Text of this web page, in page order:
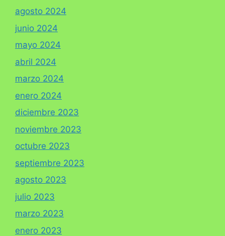
agosto 2024
junio 2024
mayo 2024
abril 2024
marzo 2024
enero 2024
diciembre 2023
noviembre 2023
octubre 2023
septiembre 2023
agosto 2023
julio 2023
marzo 2023
enero 2023